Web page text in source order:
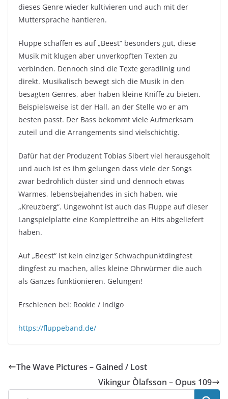
dieses Genre wieder kultivieren und auch mit der
Muttersprache hantieren.
Fluppe schaffen es auf „Beest“ besonders gut, diese
Musik mit klugen aber unverkopften Texten zu
verbinden. Dennoch sind die Texte geradlinig und
direkt. Musikalisch bewegt sich die Musik in den
besagten Genres, aber haben kleine Kniffe zu bieten.
Beispielsweise ist der Hall, an der Stelle wo er am
besten passt. Der Bass bekommt viele Aufmerksam
zuteil und die Arrangements sind vielschichtig.
Dafür hat der Produzent Tobias Sibert viel herausgeholt
und auch ist es ihm gelungen dass viele der Songs
zwar bedrohlich düster sind und dennoch etwas
Warmes, lebensbejahendes in sich haben, wie
„Kreuzberg“. Ungewohnt ist auch das Fluppe auf dieser
Langspielplatte eine Komplettreihe an Hits abgeliefert
haben.
Auf „Beest“ ist kein einziger Schwachpunktdingfest
dingfest zu machen, alles kleine Ohrwürmer die auch
als Ganzes funktionieren. Gelungen!
Erschienen bei: Rookie / Indigo
https://fluppeband.de/
The Wave Pictures – Gained / Lost
Vikingur Òlafsson – Opus 109